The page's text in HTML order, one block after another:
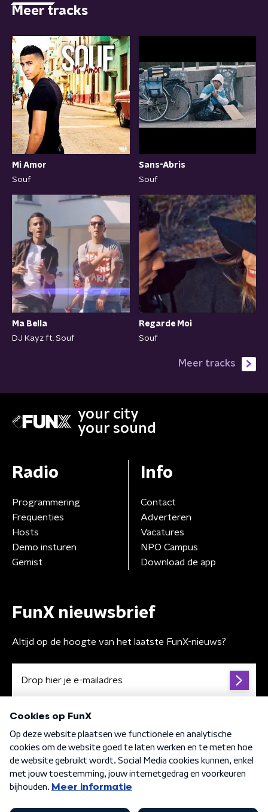
Meer tracks
Mi Amor
Souf
Sans-Abris
Souf
Ma Bella
DJ Kayz ft. Souf
Regarde Moi
Souf
Meer tracks
your city
your sound
Radio
Programmering
Frequenties
Hosts
Demo insturen
Gemist
Info
Contact
Adverteren
Vacatures
NPO Campus
Download de app
FunX nieuwsbrief
Altijd op de hoogte van het laatste FunX-nieuws?
Algemene voorwaarden Privacybeleid